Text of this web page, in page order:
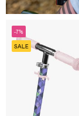
-7%
SALE